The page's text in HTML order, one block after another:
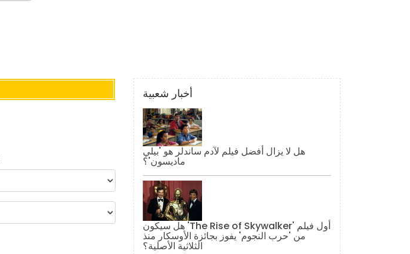
أخبار شعبية
هل لا يزال أفضل فيلم لآدم ساندلر هو 'بيلي
ماديسون'؟
هل سيكون 'The Rise of Skywalker' أول فيلم
من 'حرب النجوم' يفوز بجائزة الأوسكار منذ
الثلاثية الأصلية؟